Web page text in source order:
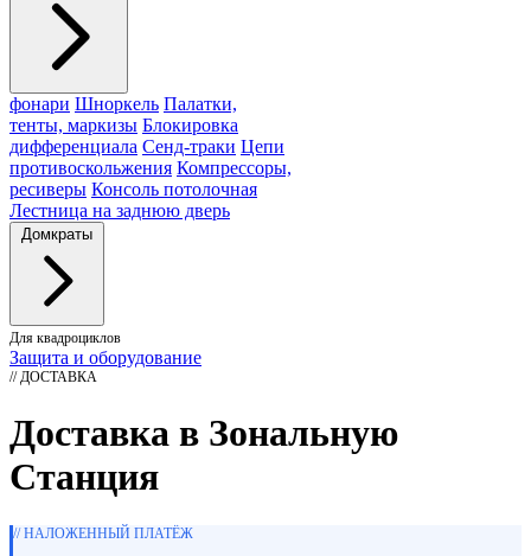
фонари Шноркель Палатки,
тенты, маркизы Блокировка
дифференциала Сенд-траки Цепи
противоскольжения Компрессоры,
ресиверы Консоль потолочная
Лестница на заднюю дверь
Домкраты
Для квадроциклов
Защита и оборудование
// ДОСТАВКА
Доставка в Зональную
Станция
// НАЛОЖЕННЫЙ ПЛАТЁЖ